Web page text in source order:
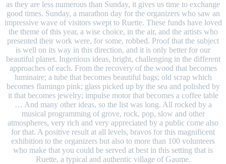
as they are less numerous than Sunday, it gives us time to exchange
good times. Sunday, a marathon day for the organizers who saw an
impressive wave of visitors swept to Ruette. These funds have loved
the theme of this year, a wise choice, in the air, and the artists who
presented their work were, for some, robbed. Proof that the subject
is well on its way in this direction, and it is only better for our
beautiful planet. Ingenious ideas, bright, challenging in the different
approaches of each. From the recovery of the wood that becomes
luminaire; a tube that becomes beautiful bags; old scrap which
becomes flamingo pink; glass picked up by the sea and polished by
it that becomes jewelry; impulse motor that becomes a coffee table
… And many other ideas, so the list was long. All rocked by a
musical programming of grove, rock, pop, slow and other
atmospheres, very rich and very appreciated by a public come also
for that. A positive result at all levels, bravos for this magnificent
exhibition to the organizers but also to more than 100 volunteers
who make that you could be served at best in this setting that is
Ruette, a typical and authentic village of Gaume.